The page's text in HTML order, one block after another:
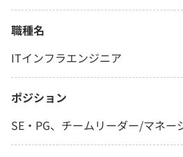
職種名
ITインフラエンジニア
ポジション
SE・PG、チームリーダー/マネー